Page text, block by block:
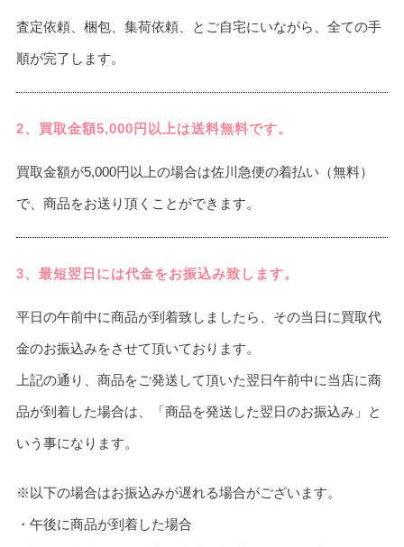
査定依頼、梱包、集荷依頼、とご自宅にいながら、全ての手
順が完了します。
2、買取金額5,000円以上は送料無料です。
買取金額が5,000円以上の場合は佐川急便の着払い（無料）
で、商品をお送り頂くことができます。
3、最短翌日には代金をお振込み致します。
平日の午前中に商品が到着致しましたら、その当日に買取代
金のお振込みをさせて頂いております。
上記の通り、商品をご発送して頂いた翌日午前中に当店に商
品が到着した場合は、「商品を発送した翌日のお振込み」と
いう事になります。
※以下の場合はお振込みが遅れる場合がございます。
・午後に商品が到着した場合